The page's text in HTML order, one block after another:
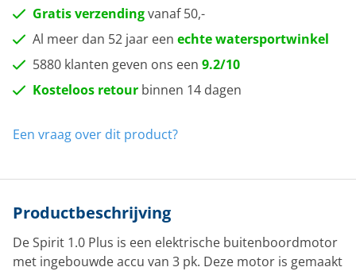
Gratis verzendingvanaf 50,-
Al meer dan 52 jaar een echte watersportwinkel
5880 klanten geven ons een 9.2/10
Kosteloos retour binnen 14 dagen
Een vraag over dit product?
Productbeschrijving
De Spirit 1.0 Plus is een elektrische buitenboordmotor
met ingebouwde accu van 3 pk. Deze motor is gemaakt